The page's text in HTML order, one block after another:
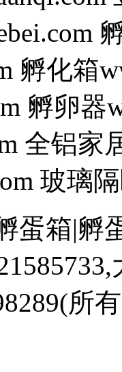
孵化箱
孵卵器
全铝家
玻璃
蛋箱|孵
所